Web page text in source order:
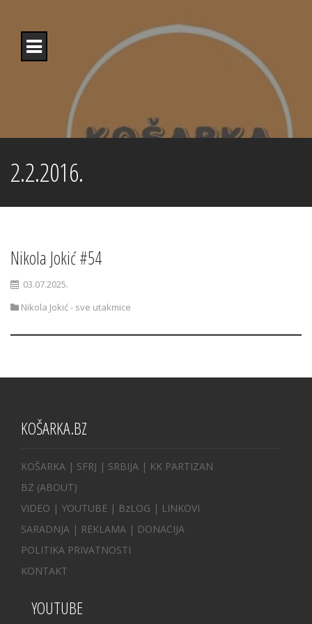
content
2.2.2016.
Nikola Jokić #54
03.07.2025.
Nikola Jokić - sve utakmice
KOŠARKA.BZ
KOŠARKA | SFRJ | SRBIJA | KK PARTIZAN
BZ (ABOUT)
VIDEO | YOUTUBE | BzLOG | LINKOVI
SARADNJA | REKLAMA | DONACIJA
POLITIKA PRIVATNOSTI
KONTAKT
YOUTUBE